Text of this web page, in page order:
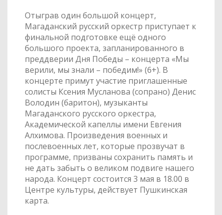
Отыграв один большой концерт,
Магаданский русский оркестр приступает к
финальной подготовке ещё одного
большого проекта, запланированного в
преддверии Дня Победы – концерта «Мы
верили, мы знали – победим!» (6+). В
концерте примут участие приглашенные
солисты Ксения Мусланова (сопрано) Денис
Володин (баритон), музыканты
Магаданского русского оркестра,
Академической капеллы имени Евгения
Алхимова. Произведения военных и
послевоенных лет, которые прозвучат в
программе, призваны сохранить память и
не дать забыть о великом подвиге нашего
народа. Концерт состоится 3 мая в 18.00 в
Центре культуры, действует Пушкинская
карта.